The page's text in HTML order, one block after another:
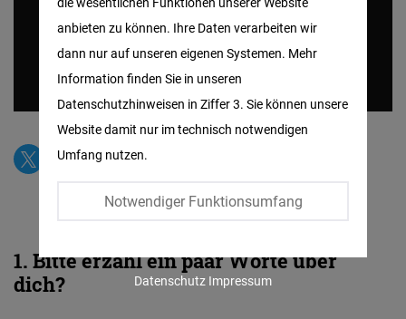
1. Bitte erzähl ein paar Worte über
dich?
anbieten zu können. Ihre Daten verarbeiten wir
dann nur auf unseren eigenen Systemen. Mehr
Information finden Sie in unseren
Datenschutzhinweisen in Ziffer 3. Sie können unsere
Website damit nur im technisch notwendigen
Umfang nutzen.
Notwendiger Funktionsumfang
Facebook
Embed
Twitter
Embed
Instagram
Embed
Datenschutz Impressum